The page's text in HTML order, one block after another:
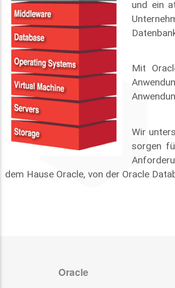
und ein
Mit
Wir
sorgen
dem Hause Oracle, von der Oracle
Oracle